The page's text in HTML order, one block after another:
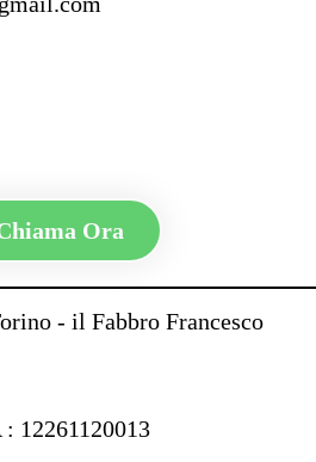
Ora
- il Fabbro Francesco
: 12261120013